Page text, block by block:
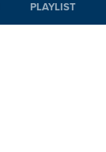
PLAYLIST